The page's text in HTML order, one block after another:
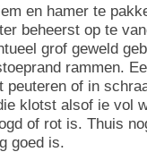
en hamer te
beheerst op te
grof geweld
rammen.
of in
klotst alsof ie vol
of rot is. Thuis
goed is.